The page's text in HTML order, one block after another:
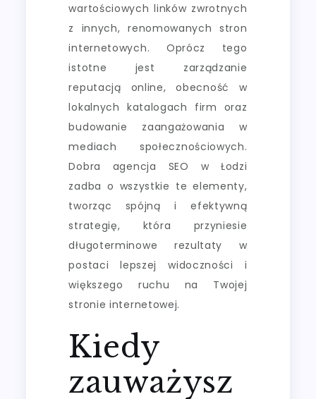
wartościowych linków zwrotnych
z innych, renomowanych stron
internetowych. Oprócz tego
istotne jest zarządzanie
reputacją online, obecność w
lokalnych katalogach firm oraz
budowanie zaangażowania w
mediach społecznościowych.
Dobra agencja SEO w Łodzi
zadba o wszystkie te elementy,
tworząc spójną i efektywną
strategię, która przyniesie
długoterminowe rezultaty w
postaci lepszej widoczności i
większego ruchu na Twojej
stronie internetowej.
Kiedy
zauważysz